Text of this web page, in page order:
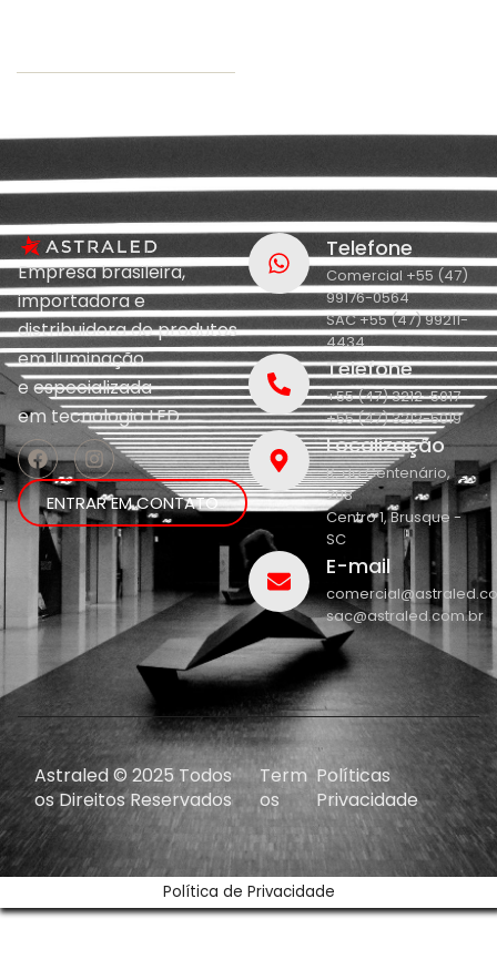
Empresa brasileira,
importadora e
distribuidora de produtos
em iluminação
eespecializada
emtecnologia LED.
ENTRAR EM CONTATO
Telefone
Comercial +55 (47)
99176-0564
SAC +55 (47) 99211-
4434
Telefone
+55 (47) 3212-5017
+55 (47) 3212-5019
Localização
R. do Centenário,
208
Centro 1, Brusque -
SC
E-mail
sac@astraled.com.br
Astraled © 2025 Todos
os Direitos Reservados
Term
os
Políticas
Privacidade
Política de Privacidade